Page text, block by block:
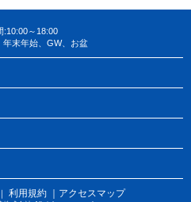
:10:00～18:00
年末年始、GW、お盆
｜ 利用規約 ｜アクセスマップ